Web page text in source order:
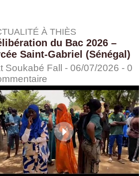
À THIÈS
du Bac 2026 –
Saint-Gabriel (Sénégal)
Soukabé Fall - 06/07/2026 - 0